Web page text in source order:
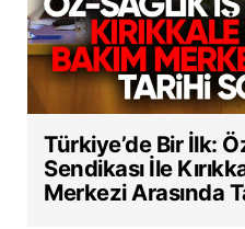
Türkiye’de Bir İlk:
Sendikası İle
Merkezi Arasında